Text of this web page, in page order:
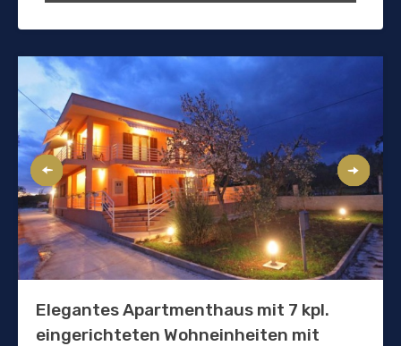
Elegantes Apartmenthaus mit 7 kpl.
eingerichteten Wohneinheiten mit